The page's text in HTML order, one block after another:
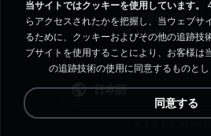
個人情報を販売
個人情報を共有
日本語
当サイトではクッキーを使用しています。
らアクセスされたかを把握し、当ウェブサ
るために、クッキーおよびその他の追跡技
ブサイトを使用することにより、お客様は
の追跡技術の使用に同意するものとし
同意する